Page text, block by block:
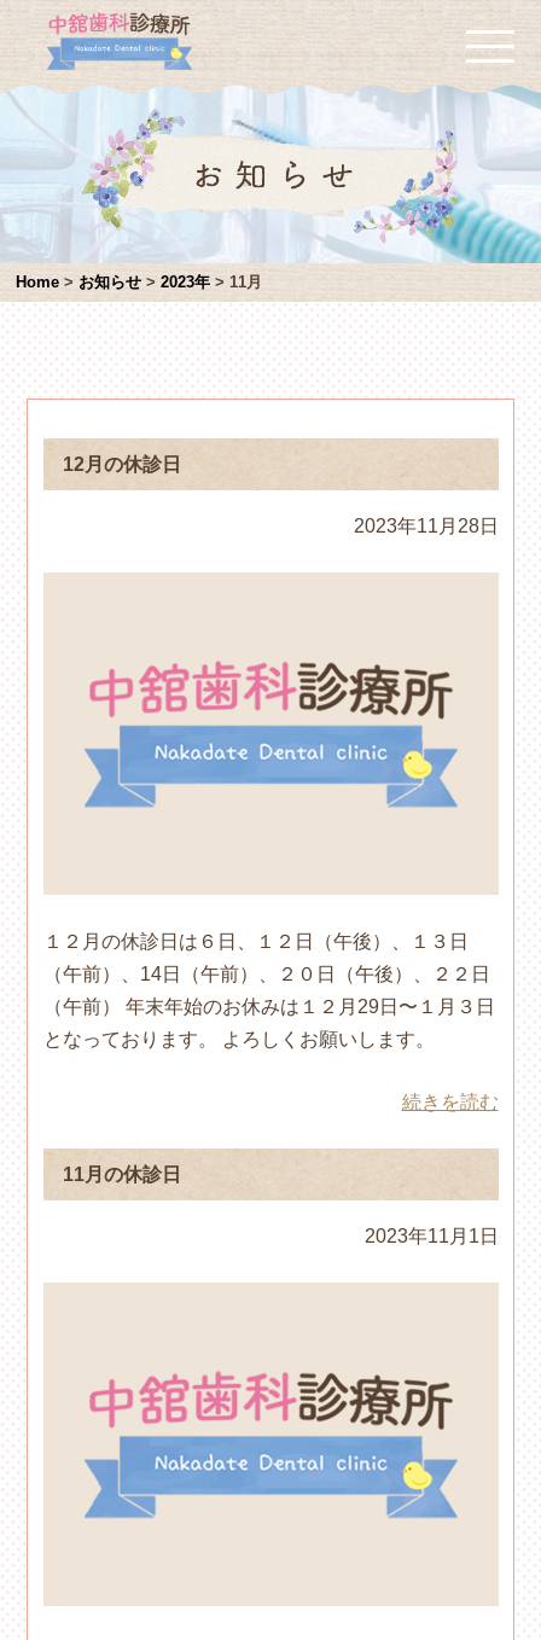
Home > お知らせ >2023年 >11月
12月の休診日
2023年11月28日
１２月の休診日は６日、１２日（午後）、１３日
（午前）、14日（午前）、２０日（午後）、２２日
（午前） 年末年始のお休みは１２月29日〜１月３日
となっております。 よろしくお願いします。
続きを読む
11月の休診日
2023年11月1日